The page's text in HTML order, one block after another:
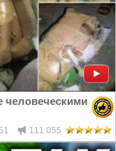
человеческими
111 055